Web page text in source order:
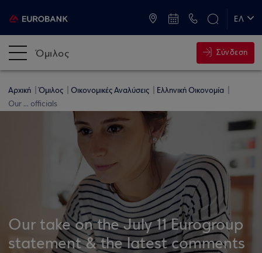
ΕΛ
Όμιλος Σύνδεση
Αρχική Όμιλος Οικονομικές Αναλύσεις
Ελληνική Οικονομία
Our ... officials
Our take on the July 11 Eurogroup
statement & the latest comments